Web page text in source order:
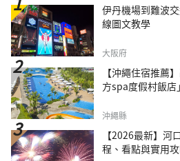
伊丹機場到難波
線圖文教學
大阪府
【沖繩住宿推薦
方spa度假村飯店
沖繩縣
【2026最新】河
程、看點與實用